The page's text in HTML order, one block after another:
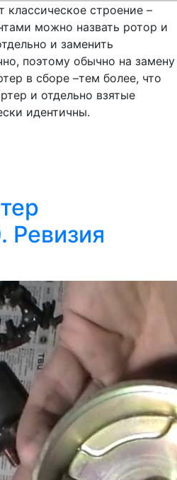
строение –
можно назвать ротор и
и заменить
поэтому обычно на замену
в сборе –тем более, что
и отдельно взятые
идентичны.
Ревизия